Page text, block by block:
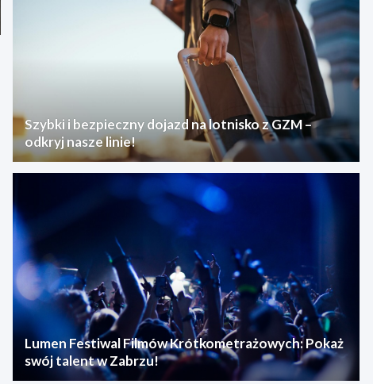
Szybki i bezpieczny dojazd na lotnisko z GZM –
odkryj nasze linie!
Lumen Festiwal Filmów Krótkometrażowych: Pokaż
swój talent w Zabrzu!